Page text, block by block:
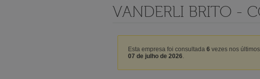
VANDERLI BRITO -
Esta empresa foi consultada 6 vezes nos
07 de julho de 2026